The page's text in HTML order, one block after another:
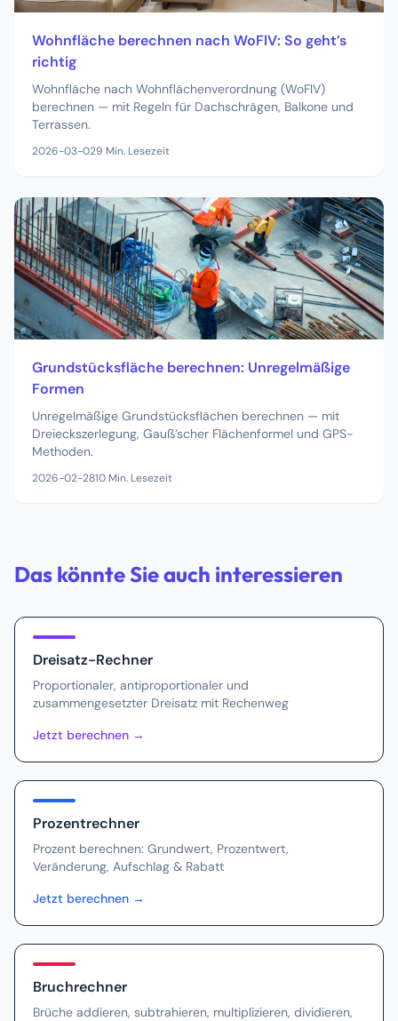
Wohnfläche berechnen nach WoFlV: So geht’s
richtig
Wohnfläche nach Wohnflächenverordnung (WoFlV)
berechnen — mit Regeln für Dachschrägen, Balkone und
Terrassen.
2026-03-029 Min. Lesezeit
Grundstücksfläche berechnen: Unregelmäßige
Formen
Unregelmäßige Grundstücksflächen berechnen — mit
Dreieckszerlegung, Gauß’scher Flächenformel und GPS-
Methoden.
2026-02-2810 Min. Lesezeit
Das könnte Sie auch interessieren
Dreisatz-Rechner
Proportionaler, antiproportionaler und
zusammengesetzter Dreisatz mit Rechenweg
Jetzt berechnen →
Prozentrechner
Prozent berechnen: Grundwert, Prozentwert,
Veränderung, Aufschlag & Rabatt
Jetzt berechnen →
Bruchrechner
Brüche addieren, subtrahieren, multiplizieren, dividieren,